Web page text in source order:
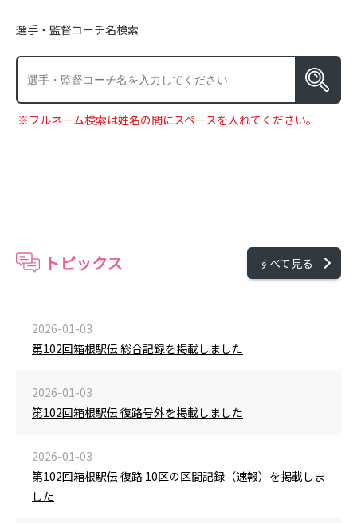
選手・監督コーチ名検索
※フルネーム検索は姓名の間にスペースを入れてください。
トピックス すべて見る
2026-01-03
第102回箱根駅伝 総合記録を掲載しました
2026-01-03
第102回箱根駅伝 復路号外を掲載しました
2026-01-03
第102回箱根駅伝 復路 10区の区間記録（速報）を掲載しま
した